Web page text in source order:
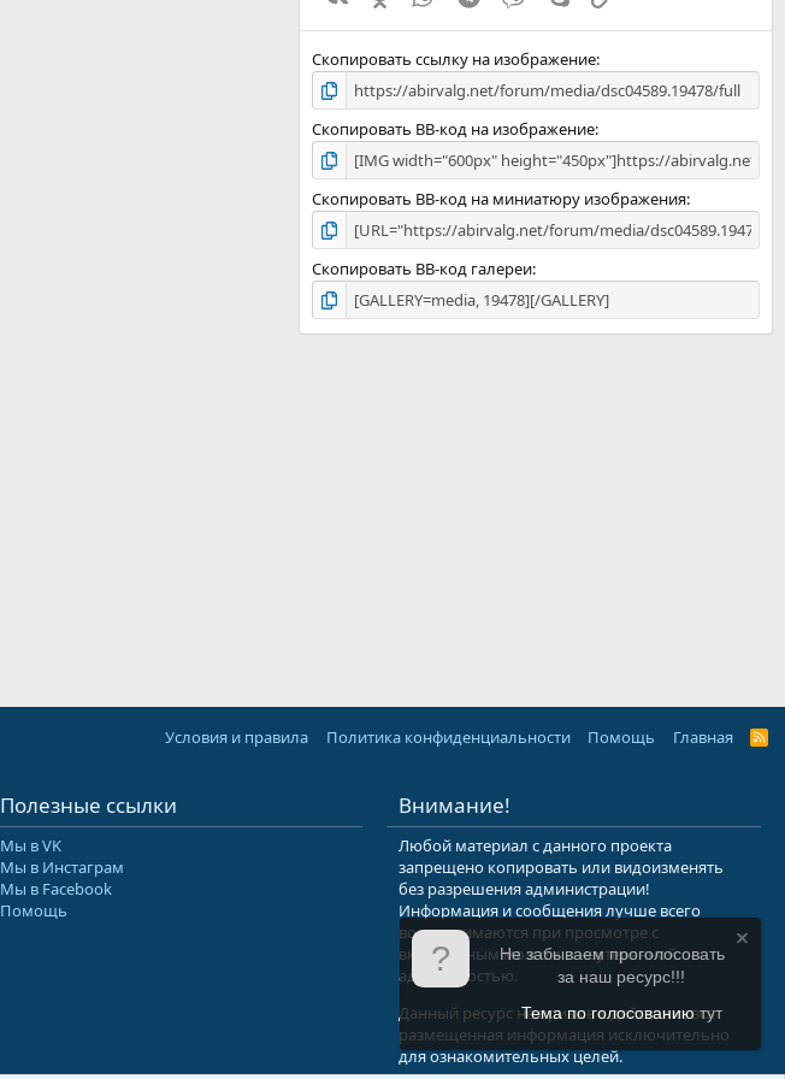
Скопировать ссылку на изображение
Скопировать BB-код на изображение
Скопировать BB-код на миниатюру изображения
Скопировать BB-код галереи
Условия и правила Политика конфиденциальности Помощь Главная
R
Полезные ссылки
Мы в VK
Мы в Инстаграм
Мы в Facebook
Помощь
Внимание!
Любой материал с данного проекта
запрещено копировать или видоизменять
без разрешения администрации!
Информация и сообщения лучше всего
воспринимаются при просмотре с
включенным мозгом и неутерянной
адекватностью.
Данный ресурс не призыв к действию, вся
размещенная информация исключительно
для ознакомительных целей.
Не забываем проголосовать
за наш ресурс!!!
Тема по голосованиютут